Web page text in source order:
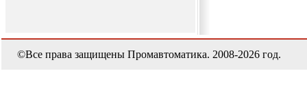
©Все права защищены Промавтоматика. 2008-2026 год.